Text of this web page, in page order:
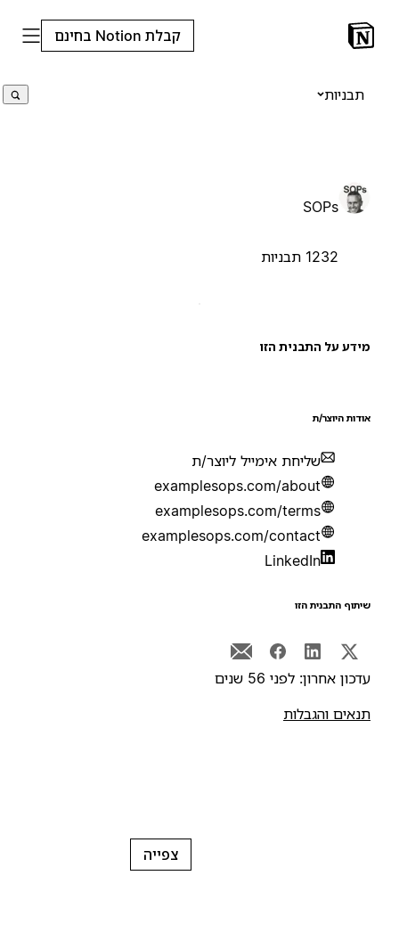
קבלת Notion בחינם
תבניות
SOPs
1232 תבניות
על התבנית הזו
היוצר/ת
שליחת אימייל ליוצר/ת
examplesops.com/about
examplesops.com/terms
examplesops.com/contact
LinkedIn
התבנית הזו
אחרון: לפני 56 שנים
והגבלות
צפייה